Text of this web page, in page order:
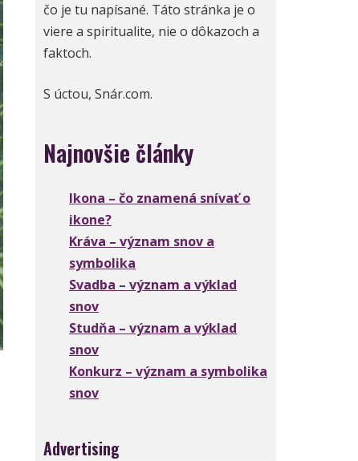
čo je tu napísané. Táto stránka je o
viere a spiritualite, nie o dôkazoch a
faktoch.
S úctou, Snár.com.
Najnovšie články
Ikona – čo znamená snívať o
ikone?
Kráva – význam snov a
symbolika
Svadba – význam a výklad
snov
Studňa – význam a výklad
snov
Konkurz – význam a symbolika
snov
Advertising